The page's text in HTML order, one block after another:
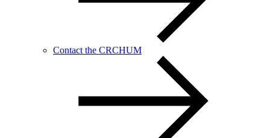
Contact the CRCHUM